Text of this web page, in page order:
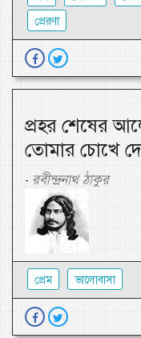
প্রেরণা
প্রহর শেষের
তোমার চোখে
- রবীন্দ্রনাথ ঠাকুর
প্রেম ভালোবাসা